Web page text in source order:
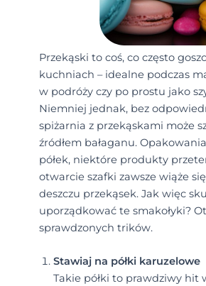
Przekąski to coś, co często
kuchniach – idealne podczas
w podróży czy po prostu jako
Niemniej jednak, bez
spiżarnia z przekąskami może
źródłem bałaganu.
półek, niektóre produkty
otwarcie szafki zawsze wiąże
deszczu przekąsek. Jak więc
uporządkować te smakołyki?
sprawdzonych trików.
Stawiaj na półki karuzelowe
Takie półki to prawdziwy hit